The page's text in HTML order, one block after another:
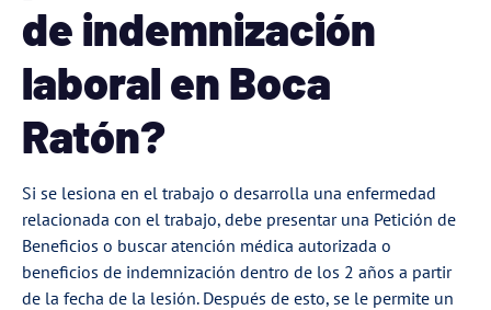
de indemnización
laboral en Boca
Ratón?
Si se lesiona en el trabajo o desarrolla una enfermedad
relacionada con el trabajo, debe presentar una Petición de
Beneficios o buscar atención médica autorizada o
beneficios de indemnización dentro de los 2 años a partir
de la fecha de la lesión. Después de esto, se le permite un